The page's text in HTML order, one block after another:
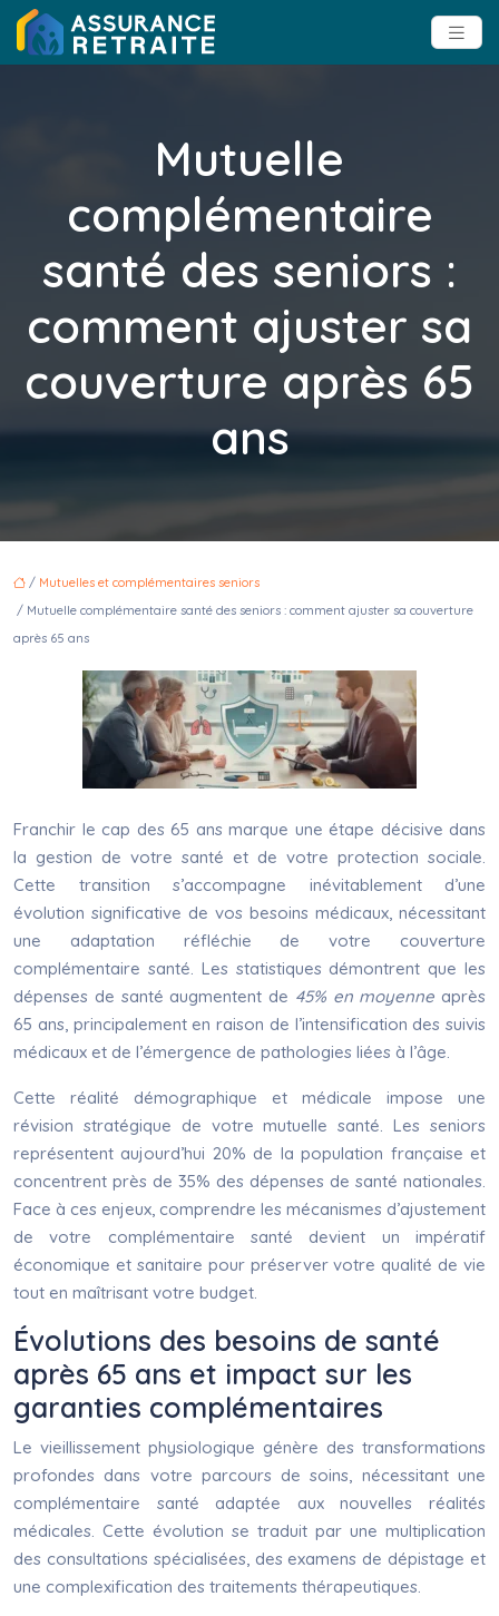
Mutuelle
complémentaire
santé des seniors :
comment ajuster sa
couverture après 65
ans
/ Mutuelles et complémentaires seniors
/ Mutuelle complémentaire santé des seniors : comment ajuster sa couverture
après 65 ans
Franchir le cap des 65 ans marque une étape décisive dans
la gestion de votre santé et de votre protection sociale.
Cette transition s’accompagne inévitablement d’une
évolution significative de vos besoins médicaux, nécessitant
une adaptation réfléchie de votre couverture
complémentaire santé. Les statistiques démontrent que les
dépenses de santé augmentent de 45% en moyenne après
65 ans, principalement en raison de l’intensification des suivis
médicaux et de l’émergence de pathologies liées à l’âge.
Cette réalité démographique et médicale impose une
révision stratégique de votre mutuelle santé. Les seniors
représentent aujourd’hui 20% de la population française et
concentrent près de 35% des dépenses de santé nationales.
Face à ces enjeux, comprendre les mécanismes d’ajustement
de votre complémentaire santé devient un impératif
économique et sanitaire pour préserver votre qualité de vie
tout en maîtrisant votre budget.
Évolutions des besoins de santé
après 65 ans et impact sur les
garanties complémentaires
Le vieillissement physiologique génère des transformations
profondes dans votre parcours de soins, nécessitant une
complémentaire santé adaptée aux nouvelles réalités
médicales. Cette évolution se traduit par une multiplication
des consultations spécialisées, des examens de dépistage et
une complexification des traitements thérapeutiques.